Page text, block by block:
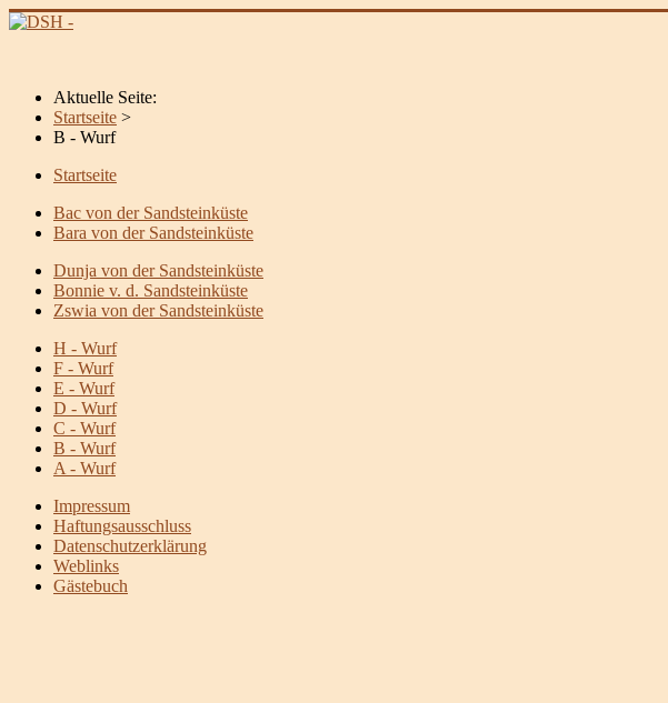
Aktuelle Seite:
Startseite >
B - Wurf
Startseite
Bac von der Sandsteinküste
Bara von der Sandsteinküste
Dunja von der Sandsteinküste
Bonnie v. d. Sandsteinküste
Zswia von der Sandsteinküste
H - Wurf
F - Wurf
E - Wurf
D - Wurf
C - Wurf
B - Wurf
A - Wurf
Impressum
Haftungsausschluss
Datenschutzerklärung
Weblinks
Gästebuch